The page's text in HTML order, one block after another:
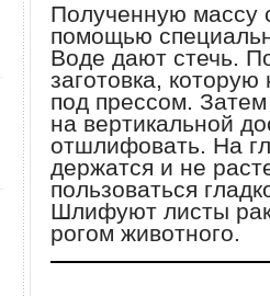
Полученную массу
помощью
Воде дают стечь.
заготовка,
под прессом.
на вертикальной
отшлифовать. На
держатся и не
пользоваться
Шлифуют листы
рогом животного.